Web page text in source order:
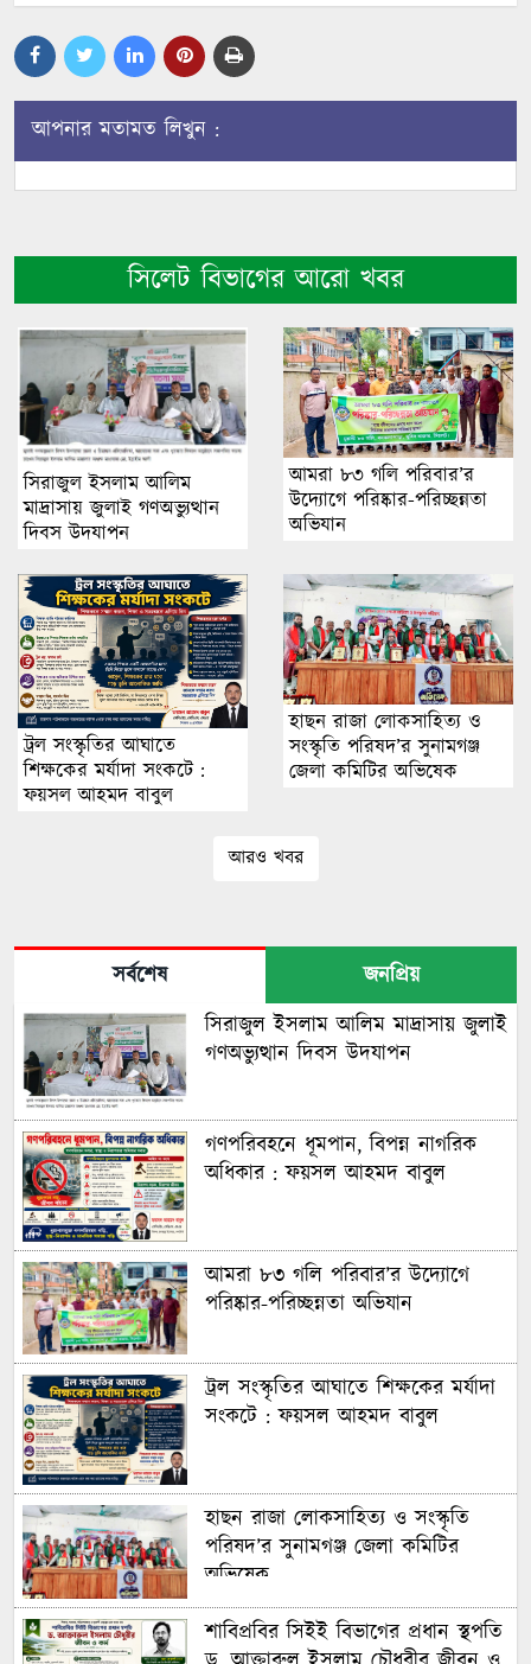
আপনার মতামত লিখুন :
সিলেট বিভাগের আরো খবর
সিরাজুল ইসলাম আলিম
মাদ্রাসায় জুলাই গণঅভ্যুত্থান
দিবস উদযাপন
আমরা ৮৩ গলি পরিবার’র
উদ্যোগে পরিষ্কার-পরিচ্ছন্নতা
অভিযান
ট্রল সংস্কৃতির আঘাতে
শিক্ষকের মর্যাদা সংকটে :
ফয়সল আহমদ বাবুল
হাছন রাজা লোকসাহিত্য ও
সংস্কৃতি পরিষদ’র সুনামগঞ্জ
জেলা কমিটির অভিষেক
আরও খবর
সর্বশেষ
জনপ্রিয়
সিরাজুল ইসলাম আলিম মাদ্রাসায় জুলাই
গণঅভ্যুত্থান দিবস উদযাপন
গণপরিবহনে ধূমপান, বিপন্ন নাগরিক
অধিকার : ফয়সল আহমদ বাবুল
আমরা ৮৩ গলি পরিবার’র উদ্যোগে
পরিষ্কার-পরিচ্ছন্নতা অভিযান
ট্রল সংস্কৃতির আঘাতে শিক্ষকের মর্যাদা
সংকটে : ফয়সল আহমদ বাবুল
হাছন রাজা লোকসাহিত্য ও সংস্কৃতি
পরিষদ’র সুনামগঞ্জ জেলা কমিটির
অভিষেক
শাবিপ্রবির সিইই বিভাগের প্রধান স্থপতি